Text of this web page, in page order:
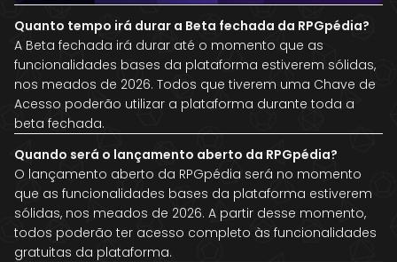
Quanto tempo irá durar a Beta fechada da RPGpédia?
A Beta fechada irá durar até o momento que as
funcionalidades bases da plataforma estiverem sólidas,
nos meados de 2026. Todos que tiverem uma Chave de
Acesso poderão utilizar a plataforma durante toda a
beta fechada.
Quando será o lançamento aberto da RPGpédia?
O lançamento aberto da RPGpédia será no momento
que as funcionalidades bases da plataforma estiverem
sólidas, nos meados de 2026. A partir desse momento,
todos poderão ter acesso completo às funcionalidades
gratuitas da plataforma.